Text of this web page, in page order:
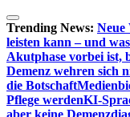
Zum
Inhalt
springen
Trending News: Neue
leisten kann – und
Akutphase vorbei ist,
Demenz wehren sich
die Botschaft
Pflege werdenKI-
aber keine